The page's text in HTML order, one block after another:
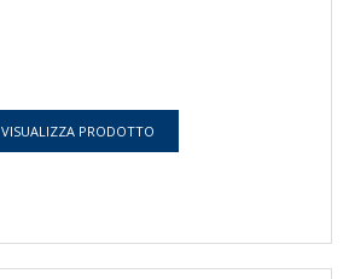
VISUALIZZA PRODOTTO